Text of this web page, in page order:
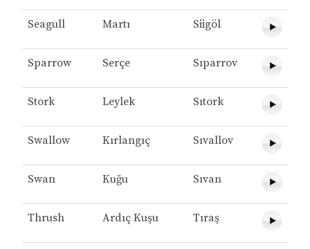
Seagull Martı Siigöl
Sparrow Serçe Sıparrov
Stork Leylek Sıtork
Swallow Kırlangıç Sıvallov
Swan Kuğu Sıvan
Thrush Ardıç Kuşu Tıraş